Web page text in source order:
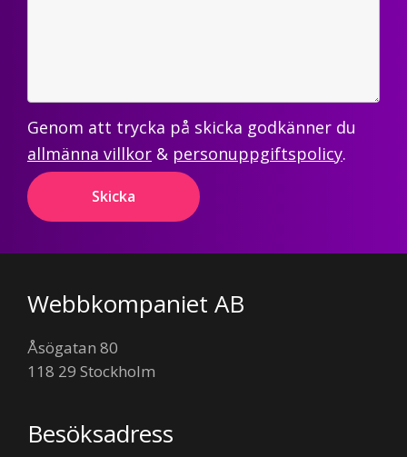
Genom att trycka på skicka godkänner du
allmänna villkor & personuppgiftspolicy.
Footer
Webbkompaniet AB
Åsögatan 80
118 29 Stockholm
Besöksadress